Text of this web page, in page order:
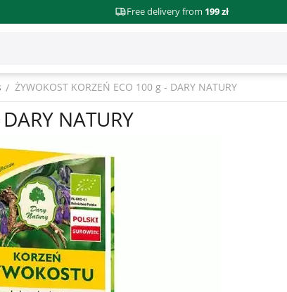
Free delivery from 199 zł
/ ŻYWOKOST KORZEŃ ECO 100 g - DARY NATURY
NATURY